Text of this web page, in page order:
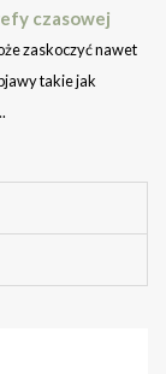
czasowej
zaskoczyć nawet
takie jak